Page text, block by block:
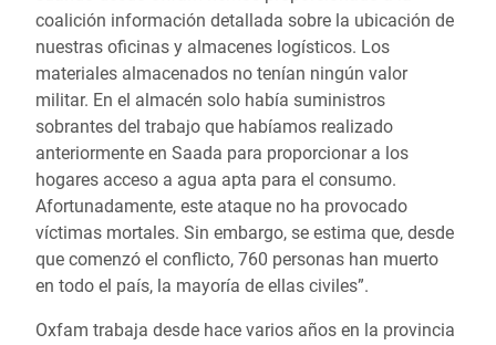
coalición información detallada sobre la ubicación de
nuestras oficinas y almacenes logísticos. Los
materiales almacenados no tenían ningún valor
militar. En el almacén solo había suministros
sobrantes del trabajo que habíamos realizado
anteriormente en Saada para proporcionar a los
hogares acceso a agua apta para el consumo.
Afortunadamente, este ataque no ha provocado
víctimas mortales. Sin embargo, se estima que, desde
que comenzó el conflicto, 760 personas han muerto
en todo el país, la mayoría de ellas civiles”.
Oxfam trabaja desde hace varios años en la provincia